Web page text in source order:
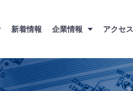
新着情報 企業情報 アクセス